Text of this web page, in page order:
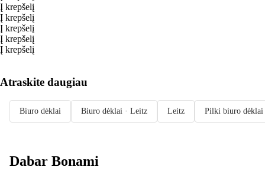
Į krepšelį
Į krepšelį
Į krepšelį
Į krepšelį
Į krepšelį
Atraskite daugiau
Biuro dėklai Biuro dėklai · Leitz Leitz Pilki biuro dėklai
Dabar Bonami